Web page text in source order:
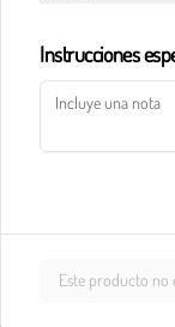
Instrucciones
Este producto no